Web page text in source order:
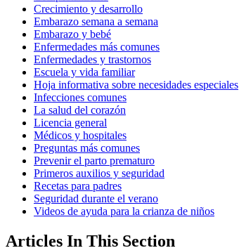
Crecimiento y desarrollo
Embarazo semana a semana
Embarazo y bebé
Enfermedades más comunes
Enfermedades y trastornos
Escuela y vida familiar
Hoja informativa sobre necesidades especiales
Infecciones comunes
La salud del corazón
Licencia general
Médicos y hospitales
Preguntas más comunes
Prevenir el parto prematuro
Primeros auxilios y seguridad
Recetas para padres
Seguridad durante el verano
Videos de ayuda para la crianza de niños
Articles In This Section